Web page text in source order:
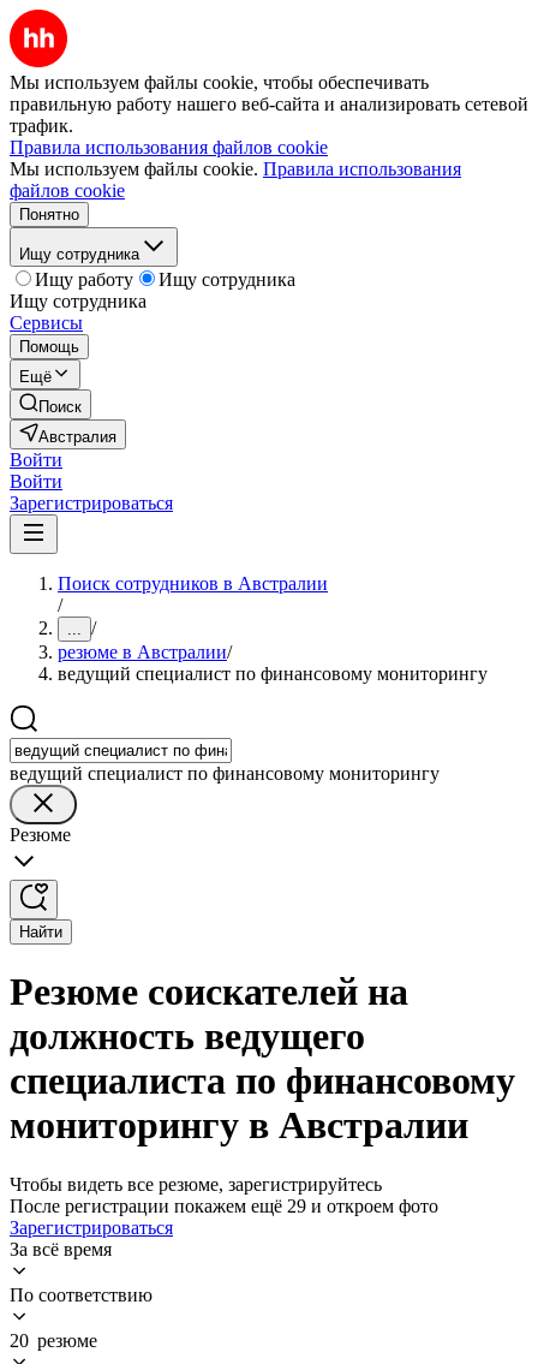
Мы используем файлы cookie, чтобы обеспечивать
правильную работу нашего веб-сайта и анализировать сетевой
трафик.
Правила использования файлов cookie
Мы используем файлы cookie. Правила использования
файлов cookie
Понятно
Ищу сотрудника
Ищу работу
Ищу сотрудника
Ищу сотрудника
Сервисы
Помощь
Ещё
Поиск
Австралия
Войти
Войти
Зарегистрироваться
Поиск сотрудников в Австралии
/
... /
резюме в Австралии/
ведущий специалист по финансовому мониторингу
ведущий специалист по финансовому мониторингу
Резюме
Найти
Резюме соискателей на
должность ведущего
специалиста по финансовому
мониторингу в Австралии
Чтобы видеть все резюме, зарегистрируйтесь
После регистрации покажем ещё 29 и откроем фото
Зарегистрироваться
За всё время
По соответствию
20 резюме